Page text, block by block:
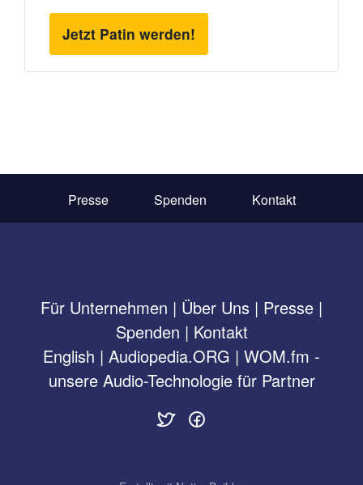
Jetzt Patin werden!
Presse Spenden Kontakt
Für Unternehmen | Über Uns | Presse |
Spenden | Kontakt
English | Audiopedia.ORG | WOM.fm -
unsere Audio-Technologie für Partner